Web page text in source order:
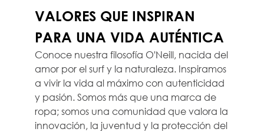
VALORES QUE INSPIRAN
PARA UNA VIDA AUTÉNTICA
Conoce nuestra filosofía O'Neill, nacida del
amor por el surf y la naturaleza. Inspiramos
a vivir la vida al máximo con autenticidad
y pasión. Somos más que una marca de
ropa; somos una comunidad que valora la
innovación, la juventud y la protección del